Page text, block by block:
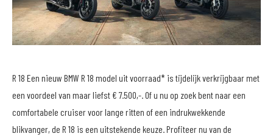
R 18 Een nieuw BMW R 18 model uit voorraad* is tijdelijk verkrijgbaar met
een voordeel van maar liefst € 7.500,-. Of u nu op zoek bent naar een
comfortabele cruiser voor lange ritten of een indrukwekkende
blikvanger, de R 18 is een uitstekende keuze. Profiteer nu van de